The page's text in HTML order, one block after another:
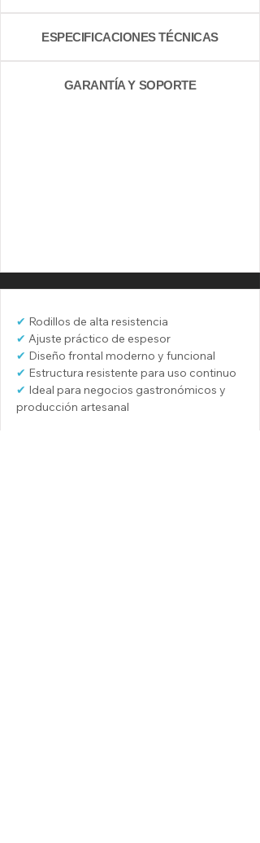
ESPECIFICACIONES TÉCNICAS
GARANTÍA Y SOPORTE
✔ Rodillos de alta resistencia
✔ Ajuste práctico de espesor
✔ Diseño frontal moderno y funcional
✔ Estructura resistente para uso continuo
✔ Ideal para negocios gastronómicos y
producción artesanal